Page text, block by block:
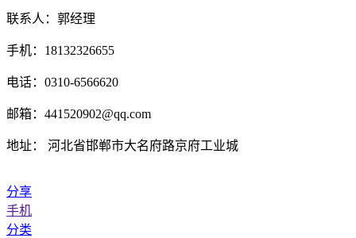
联系人：郭经理
手机：18132326655
电话：0310-6566620
邮箱：441520902@qq.com
地址： 河北省邯郸市大名府路京府工业城
分享
手机
分类